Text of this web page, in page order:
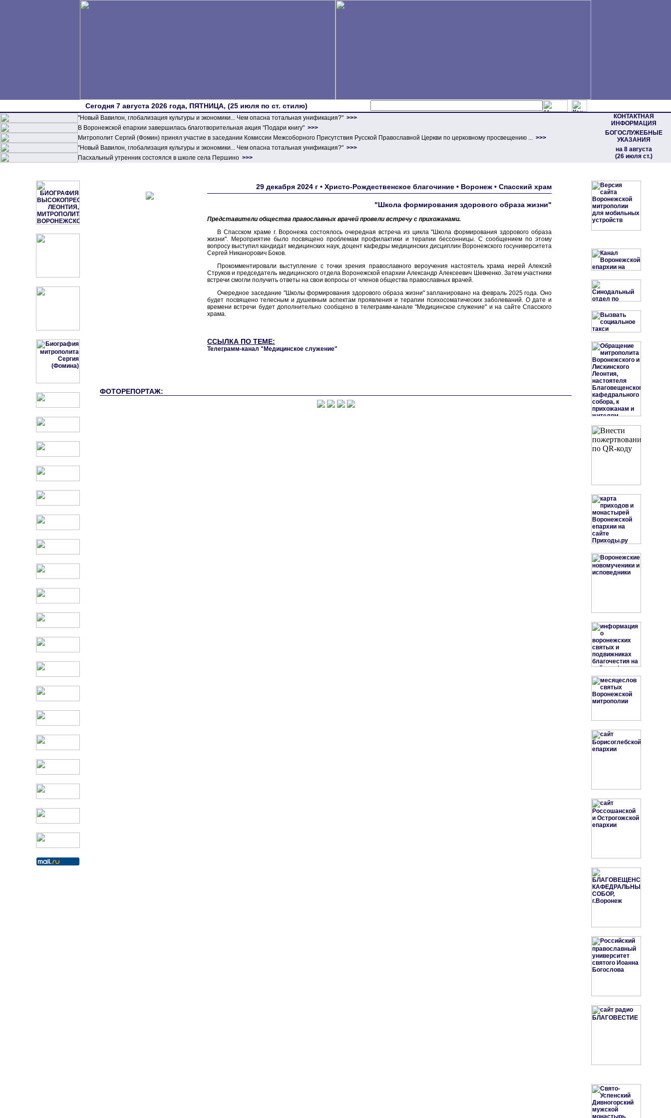
Сегодня 7 августа 2026 года, ПЯТНИЦА, (25 июля по ст. стилю)
"Новый Вавилон, глобализация культуры и экономики... Чем опасна тотальная унификация?" >>>
КОНТАКТНАЯ
ИНФОРМАЦИЯ
БОГОСЛУЖЕБНЫЕ
УКАЗАНИЯ
на 8 августа
(26 июля ст.)
В Воронежской епархии завершилась благотворительная акция "Подари книгу" >>>
Митрополит Сергий (Фомин) принял участие в заседании Комиссии Межсоборного Присутствия Русской Православной Церкви по церковному просвещению ... >>>
"Новый Вавилон, глобализация культуры и экономики... Чем опасна тотальная унификация?" >>>
Пасхальный утренник состоялся в школе села Першино >>>
29 декабря 2024 г • Христо-Рождественское благочиние • Воронеж • Спасский храм
"Школа формирования здорового образа жизни"
Представители общества православных врачей провели встречу с прихожанами.
В Спасском храме г. Воронежа состоялось очередная встреча из цикла "Школа формирования здорового образа
жизни". Мероприятие было посвящено проблемам профилактики и терапии бессонницы. С сообщением по этому
вопросу выступил кандидат медицинских наук, доцент кафедры медицинских дисциплин Воронежского госуниверситета
Сергей Никанорович Боков.
Прокомментировали выступление с точки зрения православного вероучения настоятель храма иерей Алексий
Струков и председатель медицинского отдела Воронежской епархии Александр Алексеевич Шевченко. Затем участники
встречи смогли получить ответы на свои вопросы от членов общества православных врачей.
Очередное заседание "Школы формирования здорового образа жизни" запланировано на февраль 2025 года. Оно
будет посвящено телесным и душевным аспектам проявления и терапии психосоматических заболеваний. О дате и
времени встречи будет дополнительно сообщено в телеграмм-канале "Медицинское служение" и на сайте Спасского
храма.
ССЫЛКА ПО ТЕМЕ:
Телеграмм-канал "Медицинское служение"
ФОТОРЕПОРТАЖ: